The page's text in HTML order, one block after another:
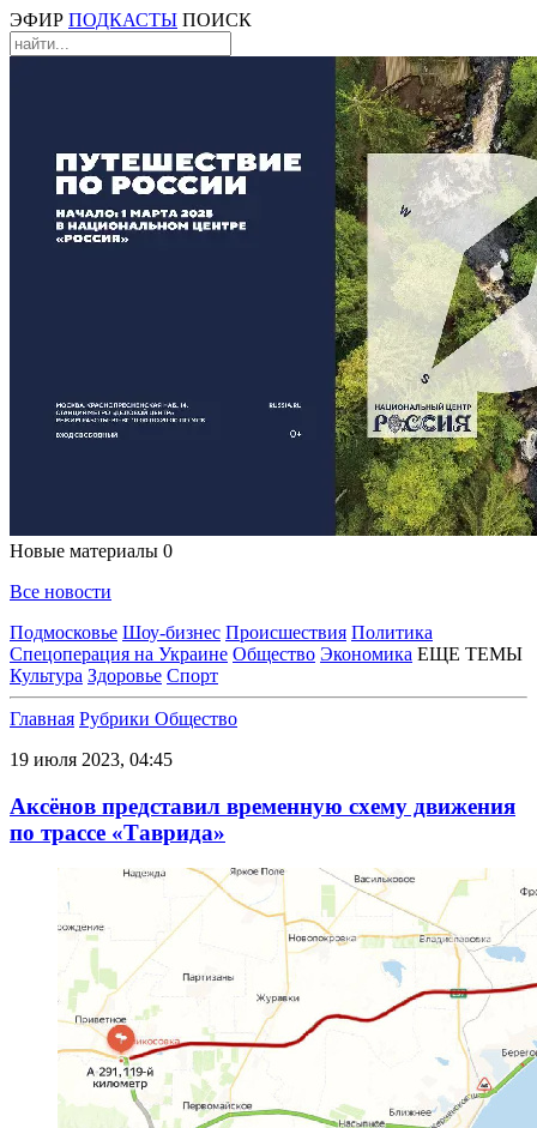
ЭФИР ПОДКАСТЫ ПОИСК
Новые материалы 0
Все новости
Подмосковье Шоу-бизнес Происшествия Политика
Спецоперация на Украине Общество Экономика ЕЩЕ ТЕМЫ
Культура Здоровье Спорт
Главная Рубрики Общество
19 июля 2023, 04:45
Аксёнов представил временную схему движения
по трассе «Таврида»